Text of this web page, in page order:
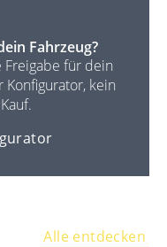
Fahrzeug?
Freigabe für dein
kein
Alle entdecken